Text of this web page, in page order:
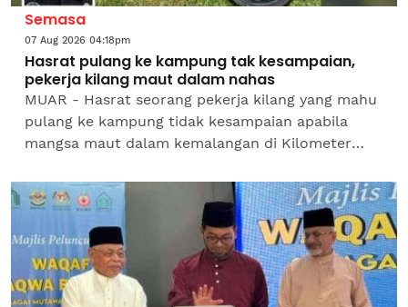
Semasa
07 Aug 2026 04:18pm
Hasrat pulang ke kampung tak kesampaian,
pekerja kilang maut dalam nahas
MUAR - Hasrat seorang pekerja kilang yang mahu
pulang ke kampung tidak kesampaian apabila
mangsa maut dalam kemalangan di Kilometer
pada jam 8.15 pagi...